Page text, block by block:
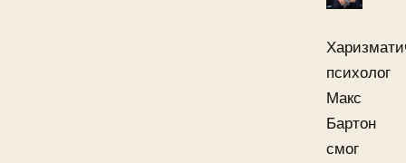
психолог
Макс
Бартон
смог